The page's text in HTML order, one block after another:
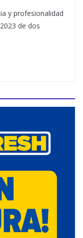
y profesionalidad
de dos